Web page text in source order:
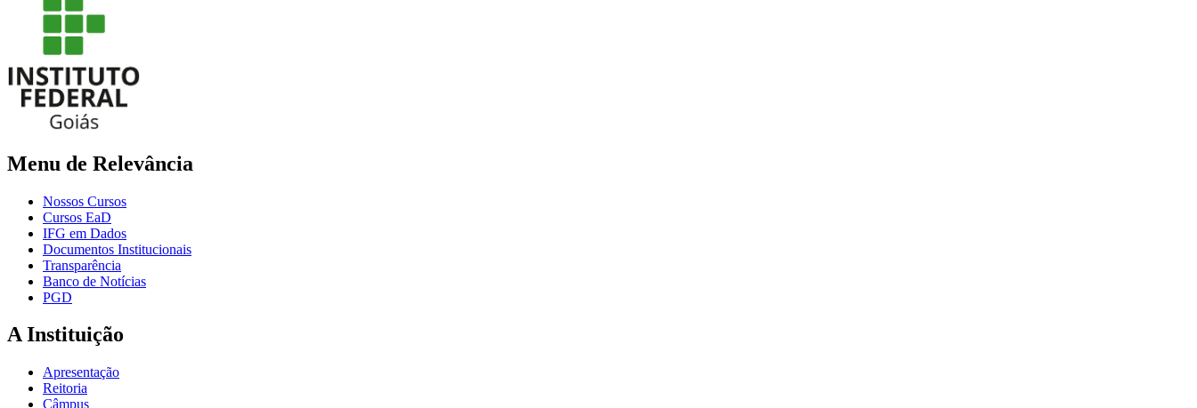
Menu de Relevância
Nossos Cursos
Cursos EaD
IFG em Dados
Documentos Institucionais
Transparência
Banco de Notícias
PGD
A Instituição
Apresentação
Reitoria
Câmpus